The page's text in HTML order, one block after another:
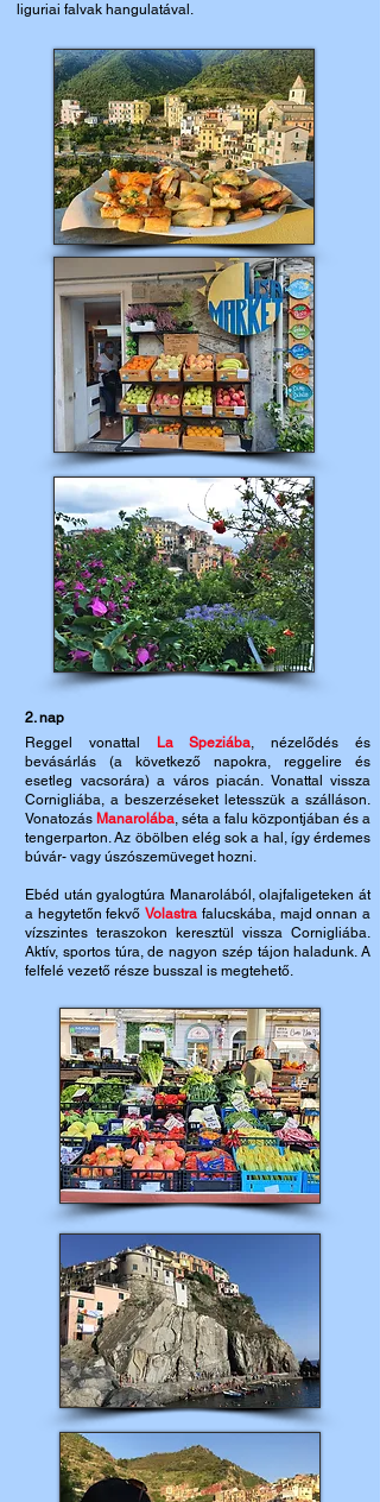
liguriai falvak hangulatával.
2. nap
Reggel vonattal
La Speziába, nézelődés és
bevásárlás (a következő napokra, reggelire és
esetleg vacsorára) a város piacán. Vonattal vissza
Cornigliába, a beszerzéseket letesszük a szálláson.
Vonatozás Manarolába, séta a falu központjában és a
tengerparton.Az öbölben elég sok a hal, így érdemes
búvár- vagy úszószemüveget hozni.
Ebéd után gyalogtúra Manarolából, olajfaligeteken át
a hegytetőn fekvő Volastra falucskába, majd onnan a
vízszintes teraszokon keresztül vissza Cornigliába.
Aktív, sportos túra, de nagyon szép tájon haladunk. A
felfelé vezető része busszal is megtehető.